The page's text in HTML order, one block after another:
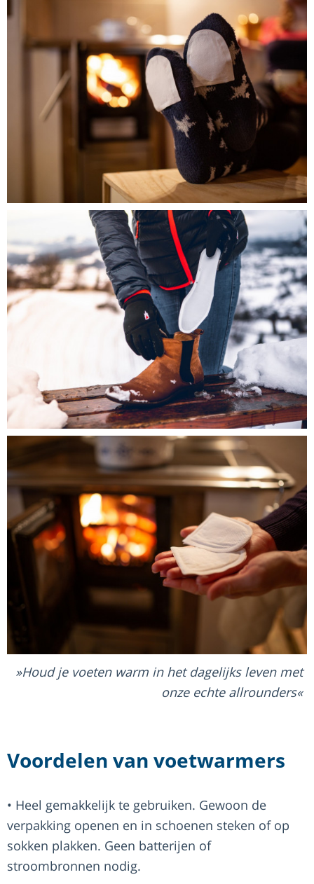
Houd je voeten warm in het dagelijks leven met
onze echte allrounders
Voordelen van voetwarmers
• Heel gemakkelijk te gebruiken. Gewoon de
verpakking openen en in schoenen steken of op
sokken plakken. Geen batterijen of
stroombronnen nodig.